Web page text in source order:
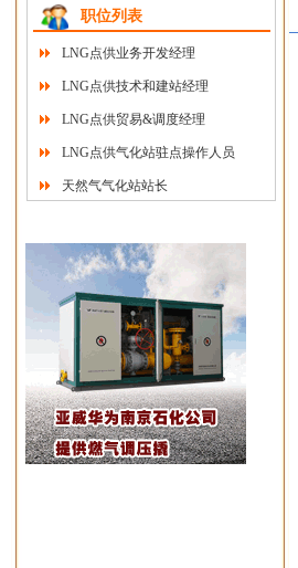
职位列表
LNG点供业务开发经理
LNG点供技术和建站经理
LNG点供贸易&调度经理
LNG点供气化站驻点操作人员
天然气气化站站长